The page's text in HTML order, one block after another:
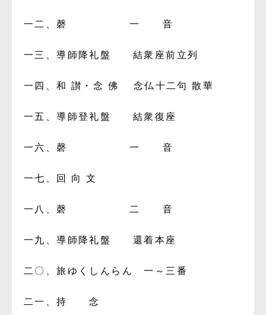
一二、磬 一 音
一三、導師降礼盤 結衆座前立列
一四、和 讃・念 佛 念仏十二句 散華
一五、導師登礼盤 結衆復座
一六、磬 一 音
一七、回 向 文
一八、磬 二 音
一九、導師降礼盤 還着本座
二〇、旅ゆくしんらん 一～三番
二一、持 念